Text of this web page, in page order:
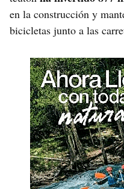
en la construcción y
bicicletas junto a las